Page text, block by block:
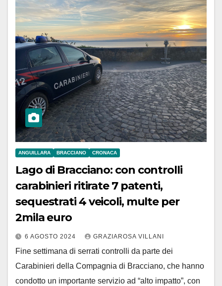
ANGUILLARA BRACCIANO CRONACA
Lago di Bracciano: con controlli
carabinieri ritirate 7 patenti,
sequestrati 4 veicoli, multe per
2mila euro
6 AGOSTO 2024 GRAZIAROSA VILLANI
Fine settimana di serrati controlli da parte dei
Carabinieri della Compagnia di Bracciano, che hanno
condotto un importante servizio ad “alto impatto”, con